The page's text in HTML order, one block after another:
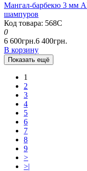
Мангал-барбекю 3
шампуров
Код товара: 568С
0
6 600грн.6 400грн.
В корзину
Показать ещё
1
2
3
4
5
6
7
8
9
>
>|